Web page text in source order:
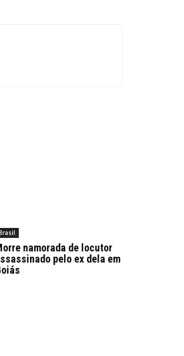
namorada de locutor
pelo ex dela em